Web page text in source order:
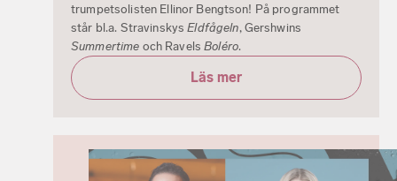
trumpetsolisten Ellinor Bengtson! På programmet
står bl.a. StravinskysEldfågeln, Gershwins
Summertime och RavelsBoléro.
Läs mer